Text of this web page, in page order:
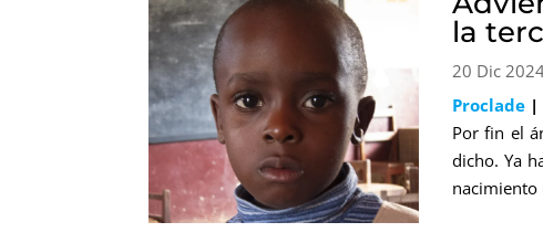
la
20 Dic
Proclade |
Por fin el
dicho. Ya
nacimiento